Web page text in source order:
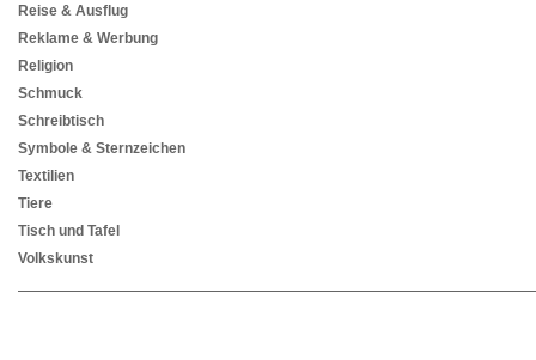
Reise & Ausflug
Reklame & Werbung
Religion
Schmuck
Schreibtisch
Symbole & Sternzeichen
Textilien
Tiere
Tisch und Tafel
Volkskunst